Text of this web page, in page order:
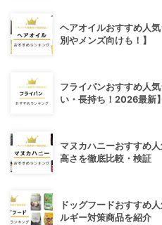
ヘアオイルおすすめ人
別やメンズ向けも！】
フライパンおすすめ人
い・長持ち！2026最新】
マヌカハニーおすすめ
高さを徹底比較・検証
ドッグフードおすすめ
ルギー対策商品を紹介